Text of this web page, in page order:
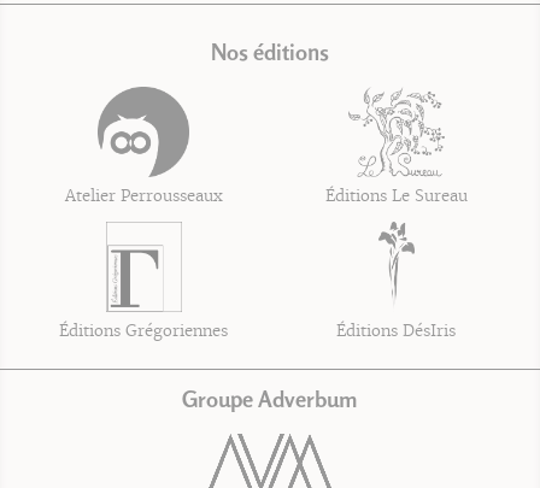
Nos éditions
Atelier Perrousseaux Éditions Le Sureau
Éditions Grégoriennes Éditions DésIris
Groupe Adverbum